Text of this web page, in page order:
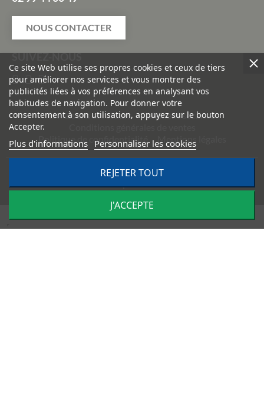
NOUS CONTACTER
SUIVEZ-NOUS
Livraisons et retours
Paiement sécurisé
Politique de confidentialité
Mentions légales
TRACTO PIÈCES - Conception & réalisation :
Ce site Web utilise ses propres cookies et ceux de tiers
pour améliorer nos services et vous montrer des
publicités liées à vos préférences en analysant vos
habitudes de navigation. Pour donner votre
consentement à son utilisation, appuyez sur le bouton
Accepter.
Plus d'informations Personnaliser les cookies
REJETER TOUT
J'ACCEPTE